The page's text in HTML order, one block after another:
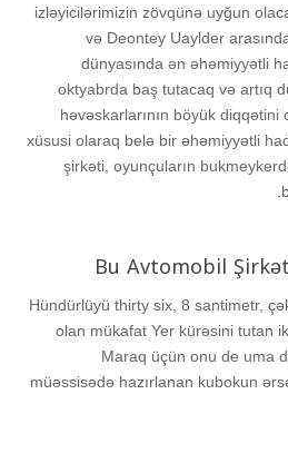
izləyicilərimizin zövqünə uyğun
və Deontey Uaylder
dünyasında ən əhəmiyyətli
oktyabrda baş tutacaq və artıq
həvəskarlarının böyük diqqətini
xüsusi olaraq belə bir əhəmiyyətli
şirkəti, oyunçuların
Bu Avtomobil
Hündürlüyü thirty six, 8 santimetr,
olan mükafat Yer kürəsini tutan
Maraq üçün onu de uma
müəssisədə hazırlanan kubokun